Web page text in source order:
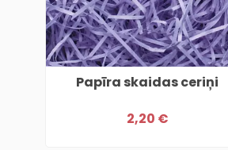
Papīra skaidas ceriņi
2,20 €